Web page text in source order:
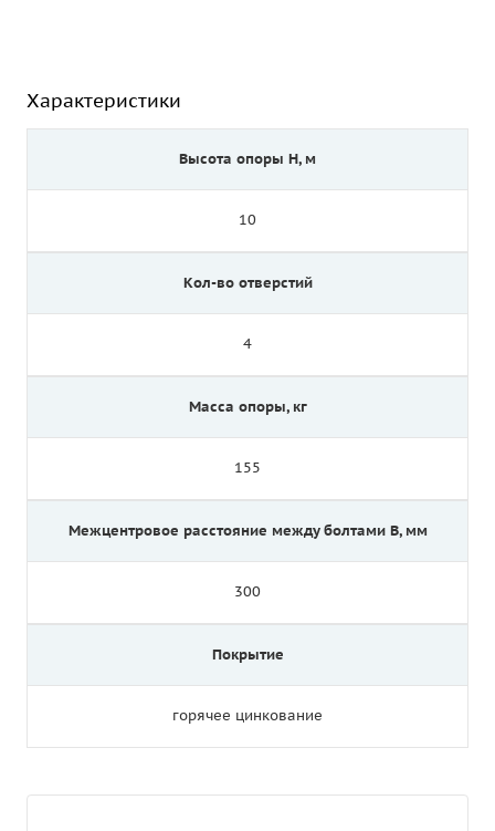
Характеристики
Высота опоры Н, м
10
Кол-во отверстий
4
Масса опоры, кг
155
Межцентровое расстояние между болтами B, мм
300
Покрытие
горячее цинкование